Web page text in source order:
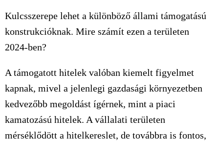
Kulcsszerepe lehet a különböző állami támogatású
konstrukcióknak. Mire számít ezen a területen
2024-ben?
A támogatott hitelek valóban kiemelt figyelmet
kapnak, mivel a jelenlegi gazdasági környezetben
kedvezőbb megoldást ígérnek, mint a piaci
kamatozású hitelek. A vállalati területen
mérséklődött a hitelkereslet, de továbbra is fontos,